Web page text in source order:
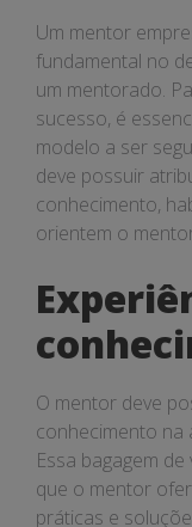
Um mentor
fundamental no
um mentorado.
sucesso, é
modelo a ser
deve possuir
conhecimento,
orientem o
O mentor deve
conhecimento na
Essa bagagem
que o mentor
práticas e